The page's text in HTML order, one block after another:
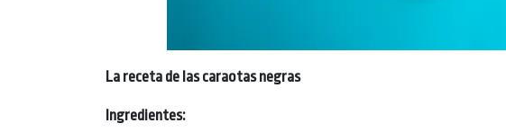
La receta de las caraotas negras
Ingredientes: